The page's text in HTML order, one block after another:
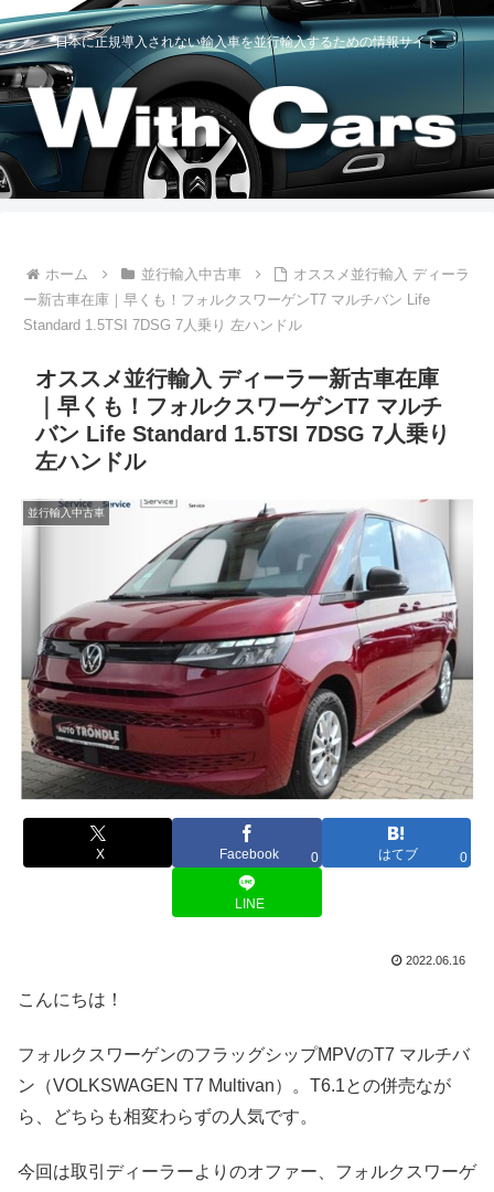
日本に正規導入されない輸入車を並行輸入するための情報サイト
ホーム 並行輸入中古車
オススメ並行輸入 ディーラ
ー新古車在庫｜早くも！フォルクスワーゲンT7 マルチバン Life
Standard 1.5TSI 7DSG 7人乗り 左ハンドル
オススメ並行輸入 ディーラー新古車在庫
｜早くも！フォルクスワーゲンT7 マルチ
バン Life Standard 1.5TSI 7DSG 7人乗り
左ハンドル
並行輸入中古車
X Facebook 0 はてブ 0
LINE
2022.06.16
こんにちは！
フォルクスワーゲンのフラッグシップMPVのT7 マルチバ
ン（VOLKSWAGEN T7 Multivan）。T6.1との併売なが
ら、どちらも相変わらずの人気です。
今回は取引ディーラーよりのオファー、フォルクスワーゲ